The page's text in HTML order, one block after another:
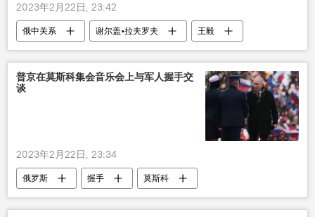
2023年2月22日, 23:42
俄中关系 谢尔盖•拉夫罗夫 王毅
普京在莫斯科集会音乐会上与军人握手交
谈
2023年2月22日, 23:34
俄罗斯 握手
莫斯科
音乐会
军人